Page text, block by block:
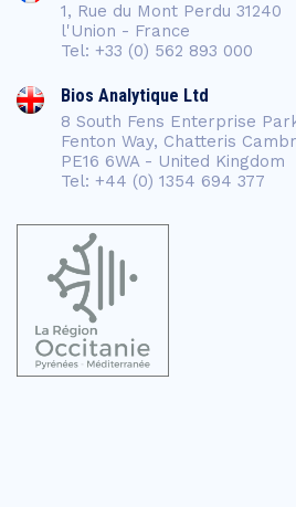
1, Rue du Mont Perdu 31240
l'Union - France
Tel: +33 (0) 562 893 000
Bios Analytique Ltd
8 South Fens Enterprise
Fenton Way, Chatteris
PE16 6WA - United Kingdom
Tel: +44 (0) 1354 694 377